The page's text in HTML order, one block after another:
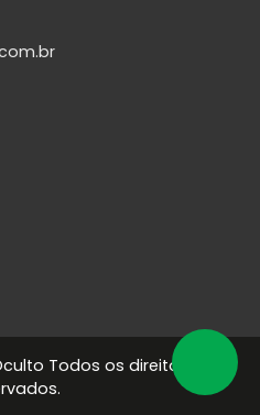
Todos os direitos